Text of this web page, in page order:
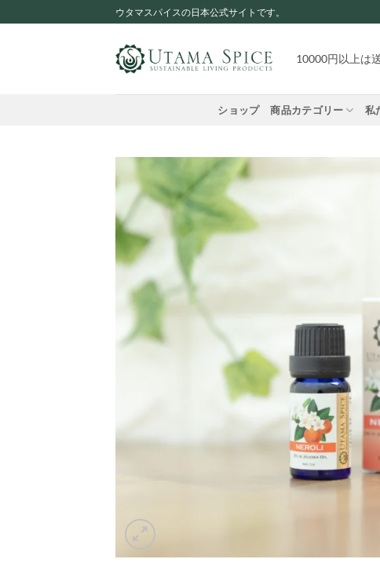
to
ウタマスパイスの日本公式サイトです。
10000円以上は
ショップ 商品カテゴリー 私